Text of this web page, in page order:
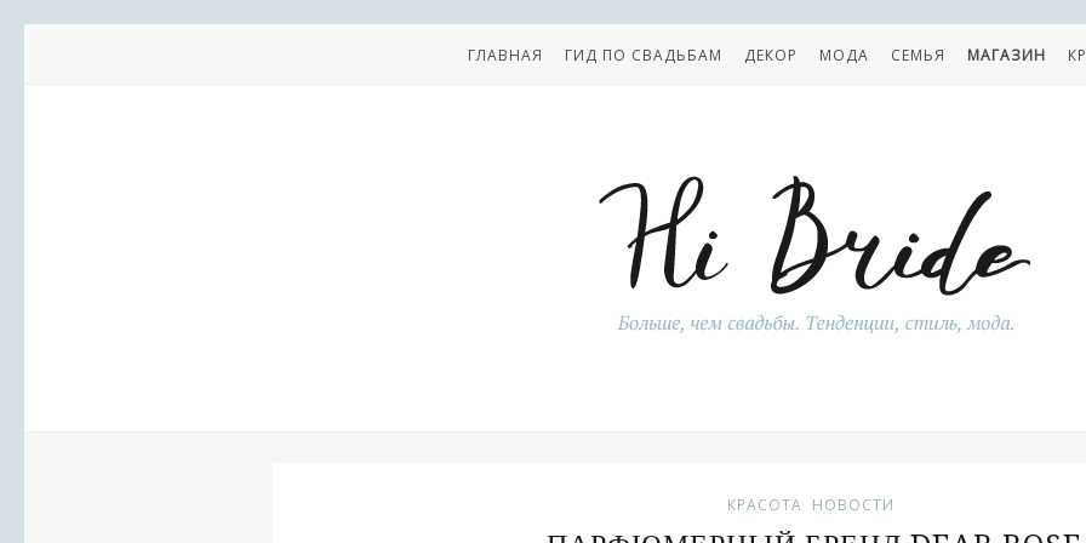
ГЛАВНАЯ ГИД ПО СВАДЬБАМ ДЕКОР МОДА СЕМЬЯ МАГАЗИН
КРАСОТА НОВОСТИ